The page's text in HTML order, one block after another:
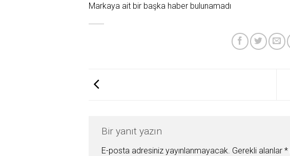
Markaya ait bir başka haber bulunamadı
Bir yanıt yazın
E-posta adresiniz yayınlanmayacak. Gerekli alanlar *